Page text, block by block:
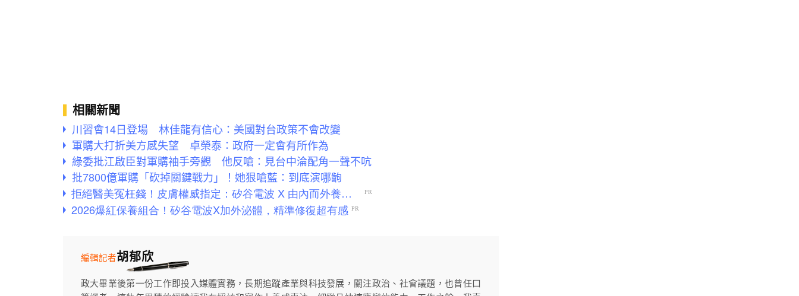
相關新聞
川習會14日登場 林佳龍有信心：美國對台政策不會改變
軍購大打折美方感失望 卓榮泰：政府一定會有所作為
綠委批江啟臣對軍購袖手旁觀 他反嗆：見台中淪配角一聲不吭
批7800億軍購「砍掉關鍵戰力」！她狠嗆藍：到底演哪齣
胡郁欣
編輯記者
政大畢業後第一份工作即投入媒體實務，長期追蹤產業與科技發展，關注政治、社會議題，也曾任口